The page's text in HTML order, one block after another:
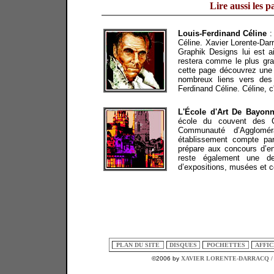
Lire aussi les
Louis-Ferdinand Céline :
Céline. Xavier Lorente-
Graphik Designs lui est
restera comme le plus
cette page découvrez
nombreux liens vers
Ferdinand Céline. Céline,
L'École d'Art De
école du couvent des
Communauté
établissement compte
prépare aux concours
reste également une
d’expositions, musées et
PLAN DU SITE DISQUES POCHETTES
©2006 by XAVIER LORENTE-DARRACQ